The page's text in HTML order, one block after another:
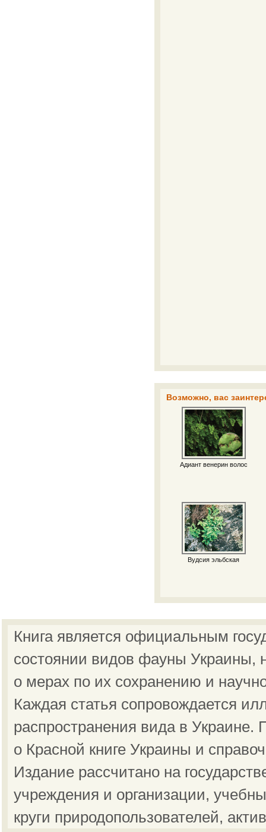
Возможно, вас
Адиант венерин волос
Вудсия эльбская
Книга является официальным
состоянии видов фауны Украины,
о мерах по их сохранению и
Каждая статья сопровождается
распространения вида в
о Красной книге Украины и
Издание рассчитано на
учреждения и организации,
круги природопользователей,